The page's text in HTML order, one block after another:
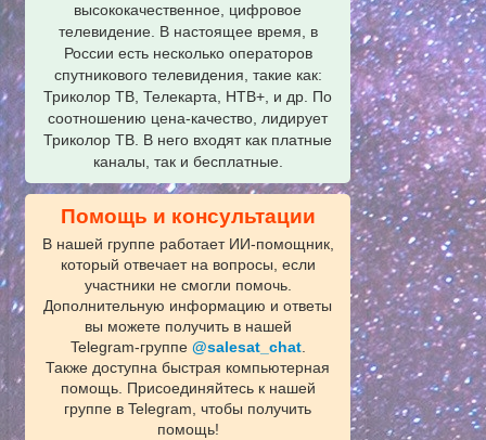
высококачественное, цифровое
телевидение. В настоящее время, в
России есть несколько операторов
спутникового телевидения, такие как:
Триколор ТВ, Телекарта, НТВ+, и др. По
соотношению цена-качество, лидирует
Триколор ТВ. В него входят как платные
каналы, так и бесплатные.
Помощь и консультации
В нашей группе работает ИИ‑помощник,
который отвечает на вопросы, если
участники не смогли помочь.
Дополнительную информацию и ответы
вы можете получить в нашей
Telegram‑группе @salesat_chat.
Также доступна быстрая компьютерная
помощь. Присоединяйтесь к нашей
группе в Telegram, чтобы получить
помощь!